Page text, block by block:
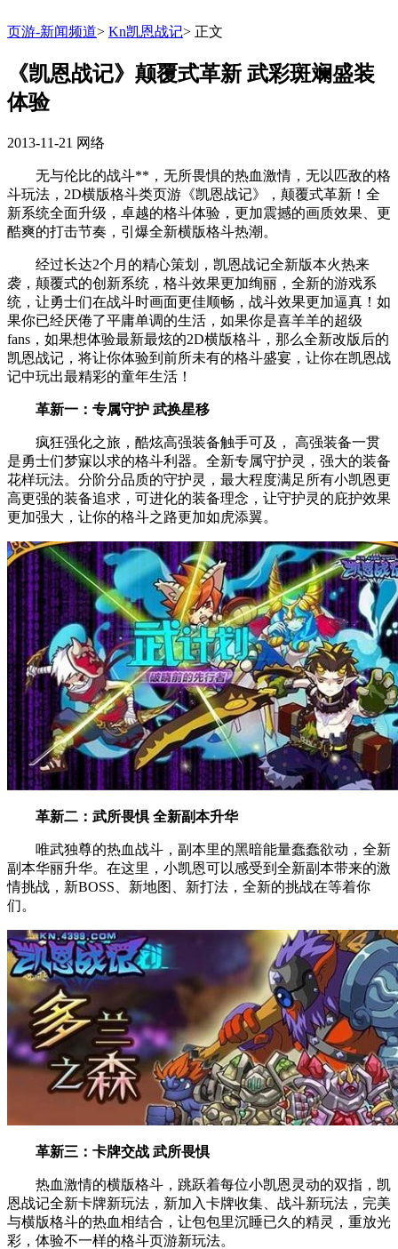
页游-新闻频道> Kn凯恩战记> 正文
《凯恩战记》颠覆式革新 武彩斑斓盛装
体验
2013-11-21 网络
无与伦比的战斗**，无所畏惧的热血激情，无以匹敌的格
斗玩法，2D横版格斗类页游《凯恩战记》，颠覆式革新！全
新系统全面升级，卓越的格斗体验，更加震撼的画质效果、更
酷爽的打击节奏，引爆全新横版格斗热潮。
经过长达2个月的精心策划，凯恩战记全新版本火热来
袭，颠覆式的创新系统，格斗效果更加绚丽，全新的游戏系
统，让勇士们在战斗时画面更佳顺畅，战斗效果更加逼真！如
果你已经厌倦了平庸单调的生活，如果你是喜羊羊的超级
fans，如果想体验最新最炫的2D横版格斗，那么全新改版后的
凯恩战记，将让你体验到前所未有的格斗盛宴，让你在凯恩战
记中玩出最精彩的童年生活！
革新一：专属守护 武换星移
疯狂强化之旅，酷炫高强装备触手可及， 高强装备一贯
是勇士们梦寐以求的格斗利器。全新专属守护灵，强大的装备
花样玩法。分阶分品质的守护灵，最大程度满足所有小凯恩更
高更强的装备追求，可进化的装备理念，让守护灵的庇护效果
更加强大，让你的格斗之路更加如虎添翼。
革新二：武所畏惧 全新副本升华
唯武独尊的热血战斗，副本里的黑暗能量蠢蠢欲动，全新
副本华丽升华。在这里，小凯恩可以感受到全新副本带来的激
情挑战，新BOSS、新地图、新打法，全新的挑战在等着你
们。
革新三：卡牌交战 武所畏惧
热血激情的横版格斗，跳跃着每位小凯恩灵动的双指，凯
恩战记全新卡牌新玩法，新加入卡牌收集、战斗新玩法，完美
与横版格斗的热血相结合，让包包里沉睡已久的精灵，重放光
彩，体验不一样的格斗页游新玩法。